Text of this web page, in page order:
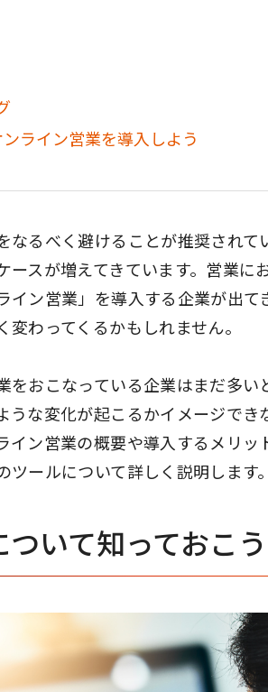
ライン営業を導入しよう
なるべく避けることが推奨され
ースが増えてきています。営業に
イン営業」を導入する企業が出て
わってくるかもしれません。
をおこなっている企業はまだ多い
うな変化が起こるかイメージで
イン営業の概要や導入するメリ
ールについて詳しく説明します。
いて知っておこう